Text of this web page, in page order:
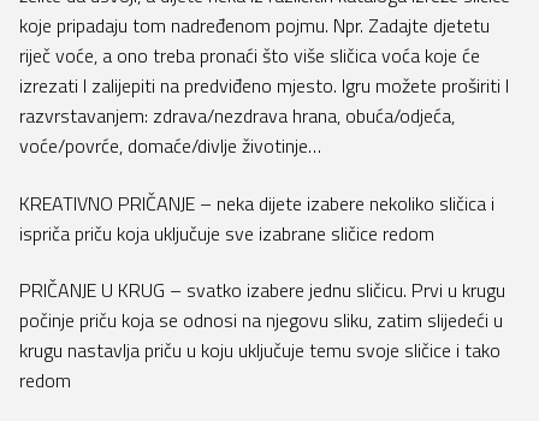
koje pripadaju tom nadređenom pojmu. Npr. Zadajte djetetu
riječ voće, a ono treba pronaći što više sličica voća koje će
izrezati I zalijepiti na predviđeno mjesto. Igru možete proširiti I
razvrstavanjem: zdrava/nezdrava hrana, obuća/odjeća,
voće/povrće, domaće/divlje životinje…
KREATIVNO PRIČANJE – neka dijete izabere nekoliko sličica i
ispriča priču koja uključuje sve izabrane sličice redom
PRIČANJE U KRUG – svatko izabere jednu sličicu. Prvi u krugu
počinje priču koja se odnosi na njegovu sliku, zatim slijedeći u
krugu nastavlja priču u koju uključuje temu svoje sličice i tako
redom